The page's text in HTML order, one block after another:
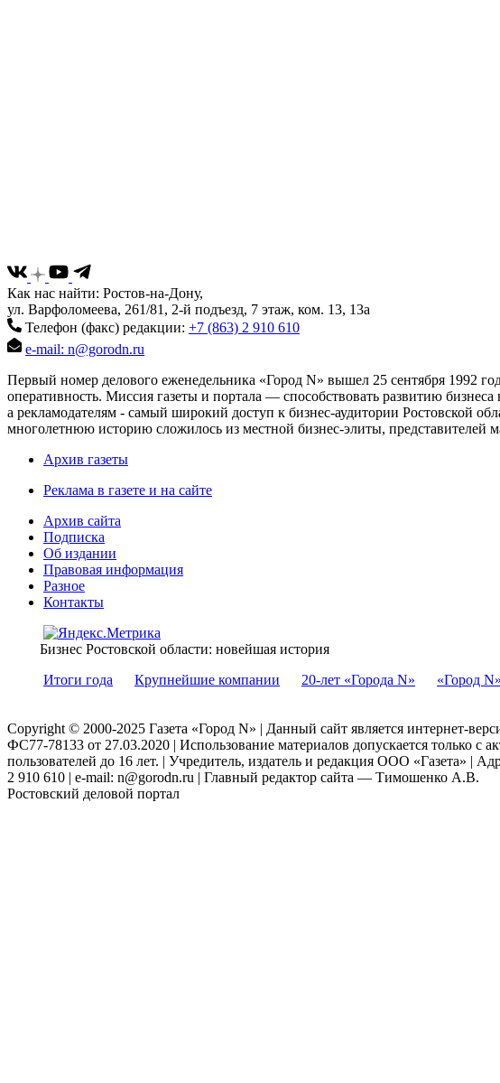
Как нас найти: Ростов-на-Дону,
ул. Варфоломеева, 261/81, 2-й подъезд, 7 этаж, ком. 13, 13а
Телефон (факс) редакции: +7 (863) 2 910 610
e-mail: n@gorodn.ru
Первый номер делового еженедельника «Город N» вышел 25 сентября 1992
оперативность. Миссия газеты и портала — способствовать развитию
а рекламодателям - самый широкий доступ к бизнес-аудитории Ростовской
многолетнюю историю сложилось из местной бизнес-элиты, представителей
Архив газеты
Реклама в газете и на сайте
Архив сайта
Подписка
Об издании
Правовая информация
Разное
Контакты
Бизнес Ростовской области: новейшая история
Итоги года
Крупнейшие компании 20-лет «Города N» «Город
Copyright © 2000-2025 Газета «Город N» | Данный сайт является интернет-
ФС77-78133 от 27.03.2020 | Использование материалов допускается только
пользователей до 16 лет. | Учредитель, издатель и редакция ООО «Газета» |
2 910 610 | e-mail: n@gorodn.ru | Главный редактор сайта — Тимошенко А.В.
Ростовский деловой портал